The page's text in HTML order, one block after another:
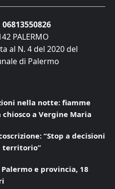
PALERMO
al N. 4 del 2020 del
di Palermo
nella notte: fiamme
a Vergine Maria
“Stop a decisioni
territorio”
e provincia, 18